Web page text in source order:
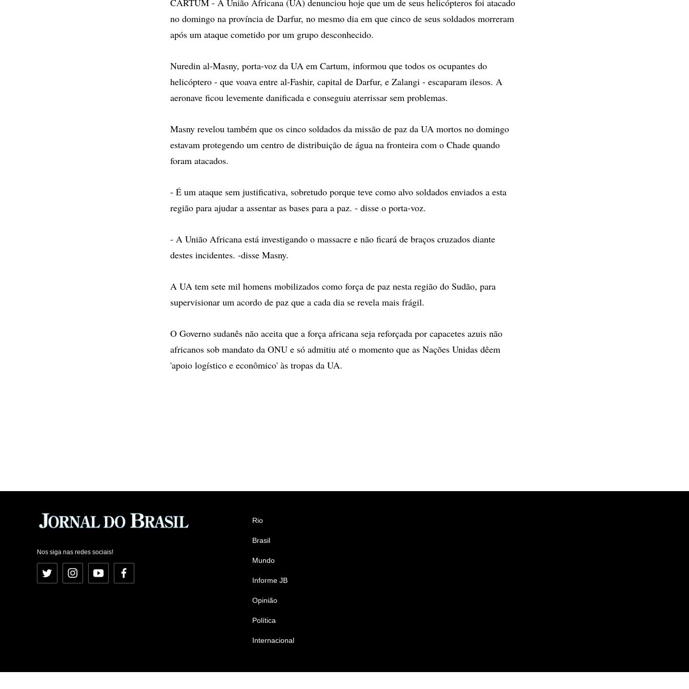
CARTUM - A União Africana (UA) denunciou hoje que um de seus helicópteros foi atacado
no domingo na província de Darfur, no mesmo dia em que cinco de seus soldados morreram
após um ataque cometido por um grupo desconhecido.
Nuredin al-Masny, porta-voz da UA em Cartum, informou que todos os ocupantes do
helicóptero - que voava entre al-Fashir, capital de Darfur, e Zalangi - escaparam ilesos. A
aeronave ficou levemente danificada e conseguiu aterrissar sem problemas.
Masny revelou também que os cinco soldados da missão de paz da UA mortos no domingo
estavam protegendo um centro de distribuição de água na fronteira com o Chade quando
foram atacados.
- É um ataque sem justificativa, sobretudo porque teve como alvo soldados enviados a esta
região para ajudar a assentar as bases para a paz. - disse o porta-voz.
- A União Africana está investigando o massacre e não ficará de braços cruzados diante
destes incidentes. -disse Masny.
A UA tem sete mil homens mobilizados como força de paz nesta região do Sudão, para
supervisionar um acordo de paz que a cada dia se revela mais frágil.
O Governo sudanês não aceita que a força africana seja reforçada por capacetes azuis não
africanos sob mandato da ONU e só admitiu até o momento que as Nações Unidas dêem
'apoio logístico e econômico' às tropas da UA.
Nos siga nas redes sociais!
Twitter InstagramYouTubeFacebook
Rio
Brasil
Mundo
Informe JB
Opinião
Política
Internacional